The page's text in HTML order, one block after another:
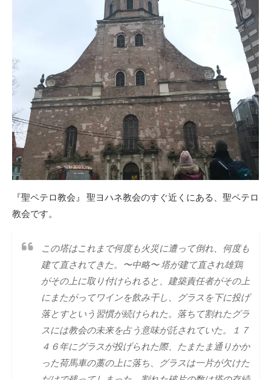
『聖ペテロ教会』 聖ヨハネ教会のすぐ近くにある、聖ペテロ
教会です。
この塔はこれまで何度も火災に遭って倒れ、何度も
建て直されてきた。〜中略〜 塔が建て直され雄鶏
がその上に取り付けられると、建築責任者がその上
にまたがってワインを飲み干し、グラスを下に投げ
落とすという習慣が続けられた。落ちて割れたグラ
スには教会の未来を占う意味が託されていた。１７
４６年にグラスが投げられた際、たまたま通りかか
った荷馬車の藁の上に落ち、グラスは一片が欠けた